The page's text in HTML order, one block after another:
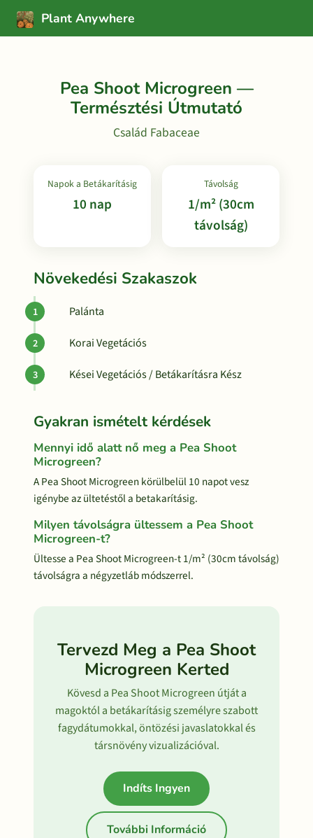
Plant Anywhere
Pea Shoot Microgreen —
Természtési Útmutató
Család Fabaceae
Napok a Betákarításig
10 nap
Távolság
1/m² (30cm
távolság)
Növekedési Szakaszok
Palánta
Korai Vegetációs
Kései Vegetációs / Betákarításra Kész
Gyakran ismételt kérdések
Mennyi idő alatt nő meg a Pea Shoot
Microgreen?
A Pea Shoot Microgreen körülbelül 10 napot vesz
igénybe az ültetéstől a betakarításig.
Milyen távolságra ültessem a Pea Shoot
Microgreen-t?
Ültesse a Pea Shoot Microgreen-t 1/m² (30cm távolság)
távolságra a négyzetláb módszerrel.
Tervezd Meg a Pea Shoot
Microgreen Kerted
Kövesd a Pea Shoot Microgreen útját a
magoktól a betákarításig személyre szabott
fagydátumokkal, öntözési javaslatokkal és
társnövény vizualizációval.
Indíts Ingyen
További Információ